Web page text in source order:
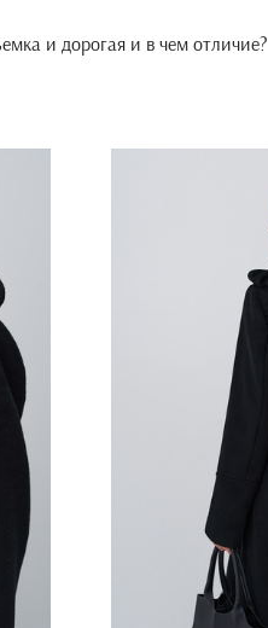
и дорогая и в чем отличие?